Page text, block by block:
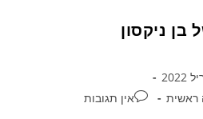
ניקסון
ראשית אין תגובות